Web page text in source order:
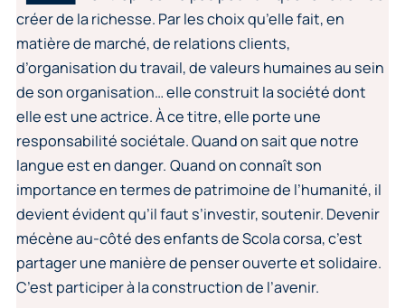
créer de la richesse. Par les choix qu’elle fait, en
matière de marché, de relations clients,
d’organisation du travail, de valeurs humaines au sein
de son organisation… elle construit la société dont
elle est une actrice. À ce titre, elle porte une
responsabilité sociétale. Quand on sait que notre
langue est en danger. Quand on connaît son
importance en termes de patrimoine de l’humanité, il
devient évident qu’il faut s’investir, soutenir. Devenir
mécène au-côté des enfants de Scola corsa, c’est
partager une manière de penser ouverte et solidaire.
C’est participer à la construction de l’avenir.